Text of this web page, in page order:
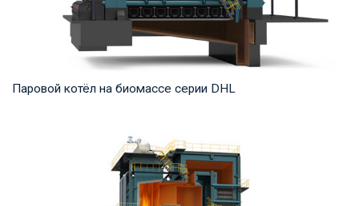
Паровой котёл на биомассе серии DHL
продукта: 20-75 т/ч Температура на выходе...